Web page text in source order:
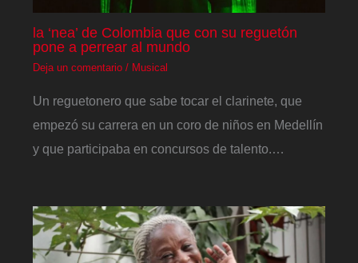
la ‘nea’ de Colombia que con su reguetón
pone a perrear al mundo
Deja un comentario / Musical
Un reguetonero que sabe tocar el clarinete, que
empezó su carrera en un coro de niños en Medellín
y que participaba en concursos de talento.…